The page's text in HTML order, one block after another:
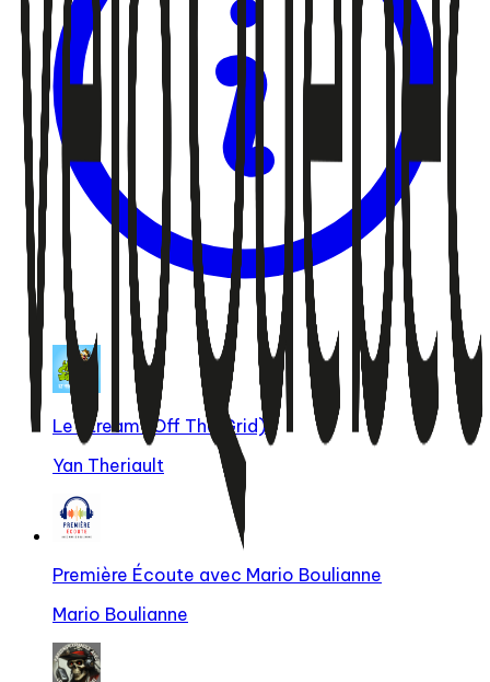
Le Stream (Off The Grid)
Yan Theriault
Première Écoute avec Mario Boulianne
Mario Boulianne